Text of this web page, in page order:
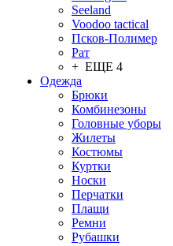
Seeland
Voodoo tactical
Псков-Полимер
Рат
+ ЕЩЕ 4
Одежда
Брюки
Комбинезоны
Головные уборы
Жилеты
Костюмы
Куртки
Носки
Перчатки
Плащи
Ремни
Рубашки